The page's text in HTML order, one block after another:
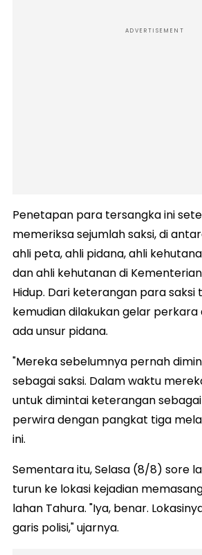
ADVERTISEMENT
Penetapan para tersangka ini
memeriksa sejumlah saksi, di
ahli peta, ahli pidana, ahli
dan ahli kehutanan di
Hidup. Dari keterangan para saksi
kemudian dilakukan gelar
ada unsur pidana.
"Mereka sebelumnya pernah
sebagai saksi. Dalam waktu
untuk dimintai keterangan
perwira dengan pangkat tiga
ini.
Sementara itu, Selasa (8/8) sore
turun ke lokasi kejadian
lahan Tahura. "Iya, benar.
garis polisi," ujarnya.